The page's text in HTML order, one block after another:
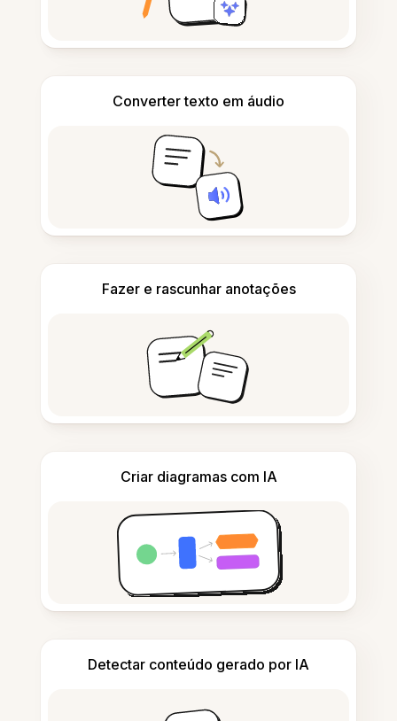
Converter texto em áudio
Fazer e rascunhar anotações
Criar diagramas com IA
Detectar conteúdo gerado por IA